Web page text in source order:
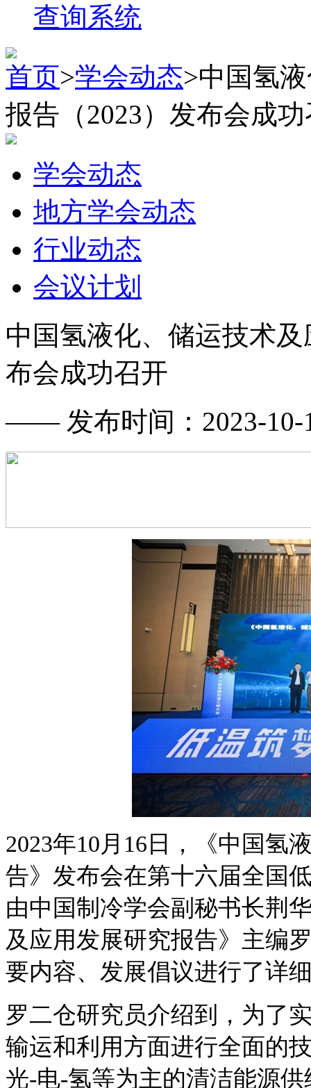
查询系统
首页>学会动态>中国氢
报告（2023）发布会成
学会动态
地方学会动态
行业动态
会议计划
中国氢液化、储运技术
布会成功召开
—— 发布时间：2023-
2023年10月16日，《中国氢
告》发布会在第十六届全国
由中国制冷学会副秘书长荆
及应用发展研究报告》主编
要内容、发展倡议进行了详
罗二仓研究员介绍到，为了
输运和利用方面进行全面的
光-电-氢等为主的清洁能源